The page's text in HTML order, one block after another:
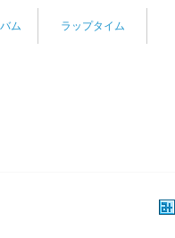
ム ラップタイム